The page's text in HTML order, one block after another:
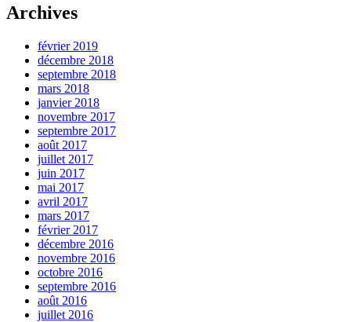
Archives
février 2019
décembre 2018
septembre 2018
mars 2018
janvier 2018
novembre 2017
septembre 2017
août 2017
juillet 2017
juin 2017
mai 2017
avril 2017
mars 2017
février 2017
décembre 2016
novembre 2016
octobre 2016
septembre 2016
août 2016
juillet 2016